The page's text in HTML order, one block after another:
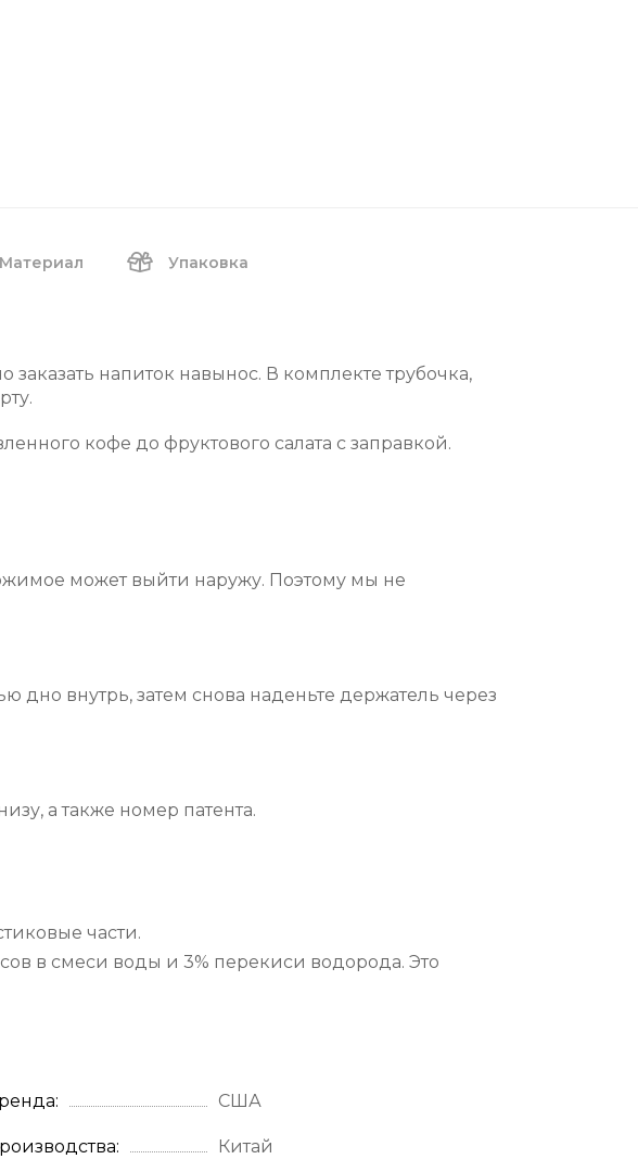
Материал Упаковка
заказать напиток навынос. В комплекте трубочка,
кофе до фруктового салата с заправкой.
может выйти наружу. Поэтому мы не
дно внутрь, затем снова наденьте держатель через
а также номер патента.
части.
в смеси воды и 3% перекиси водорода. Это
США
Китай